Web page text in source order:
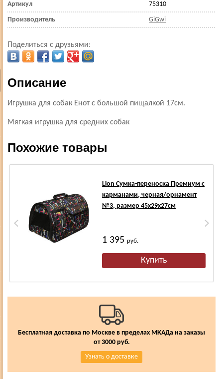
Артикул 75310
Производитель GiGwi
Поделиться с друзьями:
Описание
Игрушка для собак Енот с большой пищалкой 17см.
Мягкая игрушка для средних собак
Похожие товары
Lion Сумка-переноска Премиум с
карманами, черная/орнамент
№3, размер 45х29х27см
1 395руб.
Бесплатная доставка по Москве в пределах МКАДа на заказы
от 3000 руб.
Узнать о доставке